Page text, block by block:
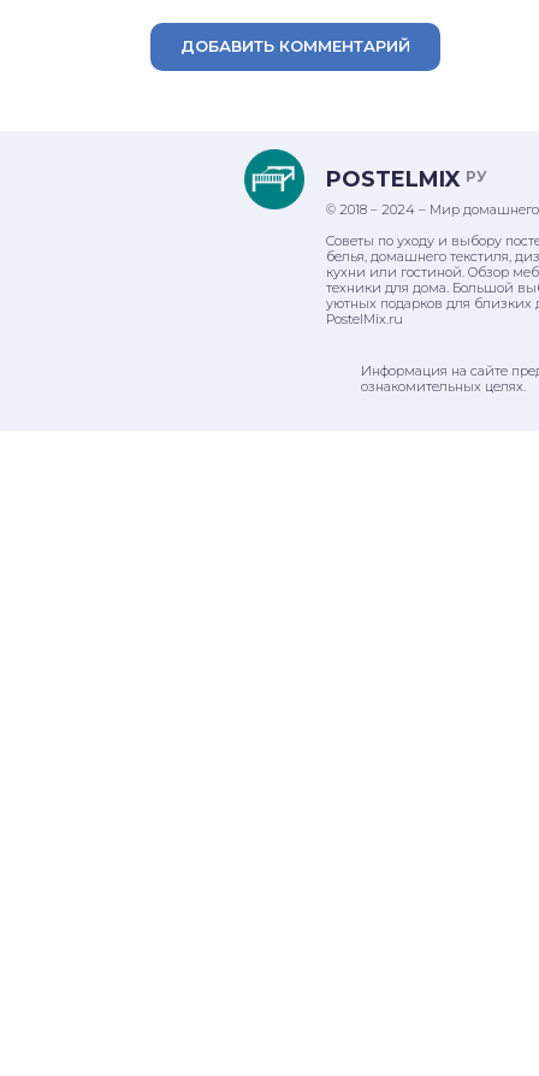
ДОБАВИТЬ КОММЕНТАРИЙ
POSTELMIX РУ
© 2018 – 2024 – Мир
Советы по уходу и выбору
белья, домашнего текстиля,
кухни или гостиной. Обзор
техники для дома. Большой
уютных подарков для близких
PostelMix.ru
Информация на сайте
ознакомительных целях.